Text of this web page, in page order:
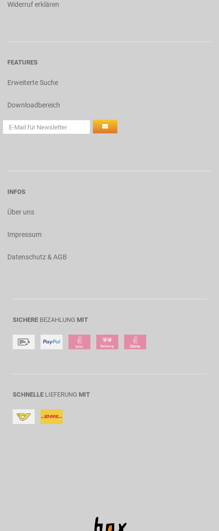
Widerruf erklären
FEATURES
Erweiterte Suche
Downloadbereich
INFOS
Über uns
Impressum
Datenschutz & AGB
SICHERE BEZAHLUNG MIT
SCHNELLE LIEFERUNG MIT